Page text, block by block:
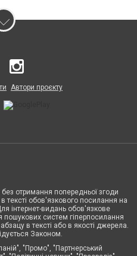
Автори проєкту
отримання попередньої згоди
обов'язкового посилання на
інтернет-видань обов'язкове
пошукових систем гіперпосилання
в тексті або в якості джерела.
Законом.
"Промо", "Партнерський